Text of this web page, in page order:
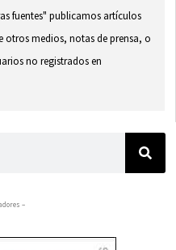
fuentes" publicamos artículos
otros medios, notas de prensa, o
no registrados en
–